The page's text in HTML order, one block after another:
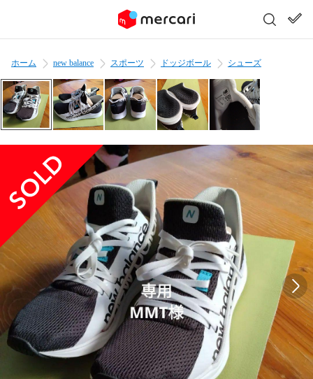
ホーム new balance スポーツ ドッジボール シューズ